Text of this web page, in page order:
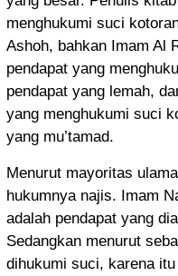
menghukumi suci
Ashoh, bahkan Imam Al
pendapat yang
pendapat yang lemah,
yang menghukumi suci
yang mu’tamad.
Menurut mayoritas
hukumnya najis. Imam
adalah pendapat yang
Sedangkan menurut
dihukumi suci, karena